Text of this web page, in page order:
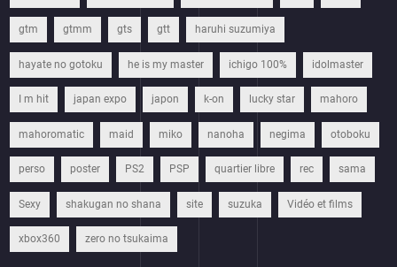
gtm gtmm gts gtt haruhi suzumiya
hayate no gotoku he is my master ichigo 100% idolmaster
I m hit japan expo japon k-on lucky star mahoro
mahoromatic maid miko nanoha negima otoboku
perso poster PS2 PSP quartier libre rec sama
Sexy shakugan no shana site suzuka Vidéo et films
xbox360 zero no tsukaima